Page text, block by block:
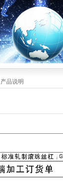
产品说明